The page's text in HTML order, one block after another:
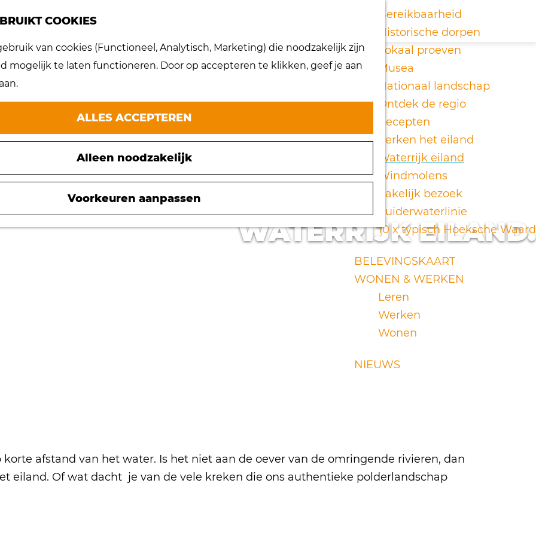
COOKIES
van cookies (Functioneel, Analytisch, Marketing) die noodzakelijk zijn
mogelijk te laten functioneren. Door op accepteren te klikken, geef je aan
ALLES ACCEPTEREN
Alleen noodzakelijk
Voorkeuren aanpassen
a
r
o
e
k
n
M
e
n
Bereikbaarheid
Historische dorpen
Lokaal proeven
Musea
Nationaal landschap
Ontdek de regio
Recepten
Verken het eiland
Waterrijk eiland
Windmolens
Zakelijk bezoek
Zuiderwaterlinie
10 x typisch Hoeksche Waard
BELEVINGSKAART
WONEN & WERKEN
Leren
Werken
Wonen
NIEUWS
WATERRIJK EILAND.
afstand van het water. Is het niet aan de oever van de omringende rivieren, dan
eiland. Of wat dacht je van de vele kreken die ons authentieke polderlandschap